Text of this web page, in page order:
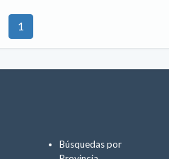
1
Búsquedas por